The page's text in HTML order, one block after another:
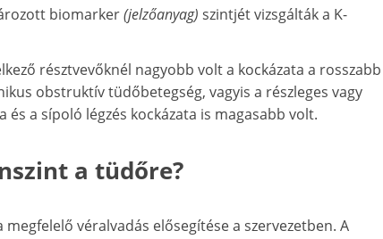
biomarker(jelzőanyag) szintjét vizsgálták a K-
résztvevőknél nagyobb volt a kockázata a rosszabb
obstruktív tüdőbetegség, vagyis a részleges vagy
a sípoló légzés kockázata is magasabb volt.
a tüdőre?
véralvadás elősegítése a szervezetben. A